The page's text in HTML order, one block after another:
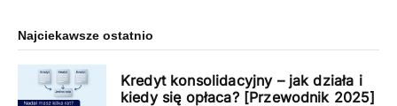
Najciekawsze ostatnio
Kredyt konsolidacyjny – jak działa i
kiedy się opłaca? [Przewodnik 2025]